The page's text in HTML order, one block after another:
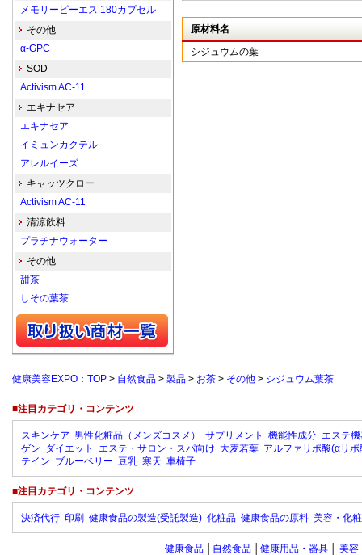
原材料名
シジュウムの葉
メモリーピーエス 180カプセル
その他
α-GPC
SOD
Activism AC-11
エキナセア
エキナセア
イミュンカクテル
アレルイーズ
キャッツクロー
Activism AC-11
清涼飲料
プラチナウォーター
その他
甜茶
しその葉茶
健康美容EXPO：TOP > 自然食品 > 製品 > お茶 > その他 > シジュウム葉茶
■注目カテゴリ・コンテンツ
スキンケア 男性化粧品（メンズコスメ） サプリメント 機能性成分 エステ
ゲン ダイエット エステ・サロン・スパ向け 大麦若葉 アルファリポ酸(αリポ
テイン ブルーベリー 豆乳 寒天 車椅子
■注目カテゴリ・コンテンツ
決済代行 印刷 健康食品の製造(受託製造) 化粧品 健康食品の原料 美容・化
健康食品 自然食品 健康用品・器具 美容